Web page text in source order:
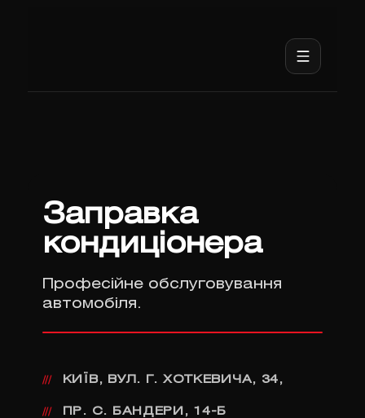
Заправка
кондиціонера
Професійне обслуговування
автомобіля.
/// КИЇВ, ВУЛ. Г. ХОТКЕВИЧА, 34,
/// ПР. С. БАНДЕРИ, 14-Б